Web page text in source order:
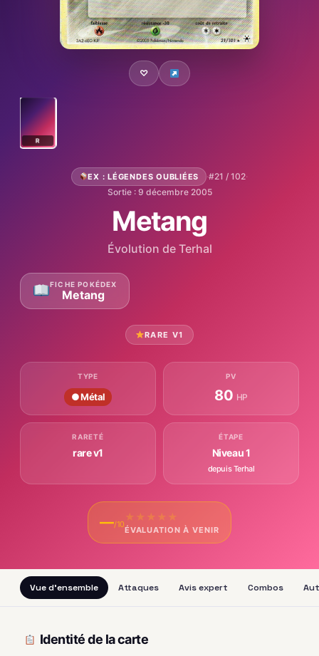
♡
R
EX : LÉGENDES OUBLIÉES ·#21 / 102·
Sortie : 9 décembre 2005
Metang
Évolution de Terhal
FICHE POKÉDEX
Metang
RARE V1
TYPE
● Métal
PV
80 HP
RARETÉ
rare v1
ÉTAPE
Niveau 1
depuis Terhal
—/10
★ ★ ★ ★ ★
ÉVALUATION À VENIR
Vue d'ensemble Attaques Avis expert Combos
Identité de la carte